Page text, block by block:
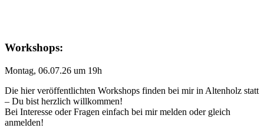
Workshops:
Montag, 06.07.26 um 19h
Die hier veröffentlichten Workshops finden bei mir in Altenholz statt
– Du bist herzlich willkommen!
Bei Interesse oder Fragen einfach bei mir melden oder gleich
anmelden!